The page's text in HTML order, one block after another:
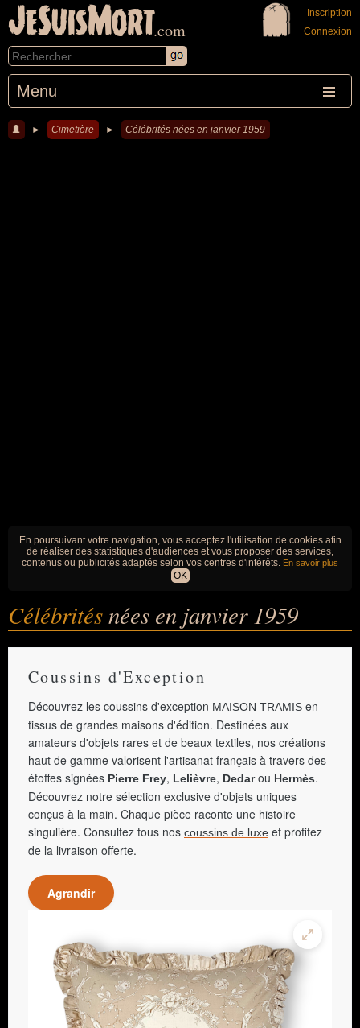
JeSuisMort.com
Menu
Inscription
Connexion
► Cimetière ► Célébrités nées en janvier 1959
En poursuivant votre navigation, vous acceptez l'utilisation de cookies afin
de réaliser des statistiques d'audiences et vous proposer des services,
contenus ou publicités adaptés selon vos centres d'intérêts. En savoir plus
OK
Célébritésnées en janvier 1959
Coussins d'Exception
Découvrez les coussins d'exception MAISON TRAMIS en
tissus de grandes maisons d'édition. Destinées aux
amateurs d'objets rares et de beaux textiles, nos créations
haut de gamme valorisent l'artisanat français à travers des
étoffes signées Pierre Frey, Lelièvre, Dedarou Hermès.
Découvrez notre sélection exclusive d'objets uniques
conçus à la main. Chaque pièce raconte une histoire
singulière. Consultez tous nos coussins de luxe et profitez
de la livraison offerte.
Agrandir